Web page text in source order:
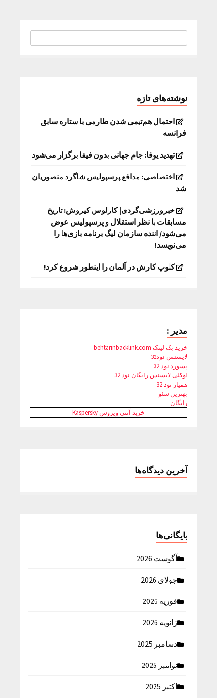
نوشته‌های تازه
احتمال هم‌تیمی شدن طارمی با ستاره سابق
فرانسه
تهدید یوفا: جام جهانی بدون فیفا برگزار می‌شود
اختصاصی: مدافع پرسپولیس شاگرد منصوریان
شد
خبرورزشی‌گردی| کارلوس کیروش: تاریخ
مسابقات با نظر استقلال و پرسپولیس عوض
می‌شود/ اننده سازمان لیگ برنامه بازی‌ها را
می‌نویسد!
کلوپ کارش در آلمان را اینطور شروع کرد!
مدیر :
خرید بک لینک behtarinbacklink.com
لایسنس نود32
پسورد نود 32
اوکلی لایسنس رایگان نود 32
همیار نود 32
بهترین سئو
رایگان
خرید آنتی ویروس Kaspersky
آخرین دیدگاه‌ها
بایگانی‌ها
آگوست 2026
جولای 2026
فوریه 2026
ژانویه 2026
دسامبر 2025
نوامبر 2025
اکتبر 2025